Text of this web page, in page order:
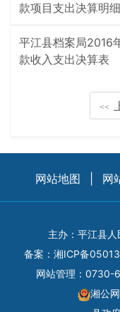
款项目支出决算明
平江县档案局2016
款收入支出决算表
<<
网站地图 网
主办：平江县
备案： 湘ICP备
网站管理：0730-
湘公